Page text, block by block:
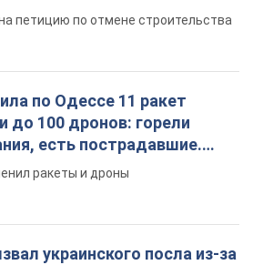
верующего"
петицию по отмене строительства
по Одессе 11 ракет
до 100 дронов: горели
есть пострадавшие.
ракеты и дроны
украинского посла из-за